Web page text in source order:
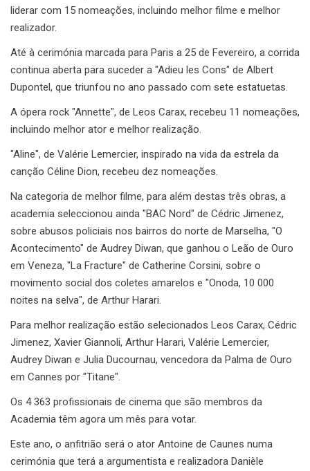
liderar com 15 nomeações, incluindo melhor filme e melhor
realizador.
Até à cerimónia marcada para Paris a 25 de Fevereiro, a corrida
continua aberta para suceder a "Adieu les Cons" de Albert
Dupontel, que triunfou no ano passado com sete estatuetas.
A ópera rock "Annette", de Leos Carax, recebeu 11 nomeações,
incluindo melhor ator e melhor realização.
"Aline", de Valérie Lemercier, inspirado na vida da estrela da
canção Céline Dion, recebeu dez nomeações.
Na categoria de melhor filme, para além destas três obras, a
academia seleccionou ainda "BAC Nord" de Cédric Jimenez,
sobre abusos policiais nos bairros do norte de Marselha, "O
Acontecimento" de Audrey Diwan, que ganhou o Leão de Ouro
em Veneza, "La Fracture" de Catherine Corsini, sobre o
movimento social dos coletes amarelos e "Onoda, 10 000
noites na selva", de Arthur Harari.
Para melhor realização estão selecionados Leos Carax, Cédric
Jimenez, Xavier Giannoli, Arthur Harari, Valérie Lemercier,
Audrey Diwan e Julia Ducournau, vencedora da Palma de Ouro
em Cannes por "Titane".
Os 4 363 profissionais de cinema que são membros da
Academia têm agora um mês para votar.
Este ano, o anfitrião será o ator Antoine de Caunes numa
cerimónia que terá a argumentista e realizadora Danièle